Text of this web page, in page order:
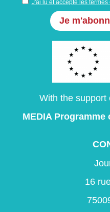
J'ai lu et accepte les
With the support
MEDIA Programme
16